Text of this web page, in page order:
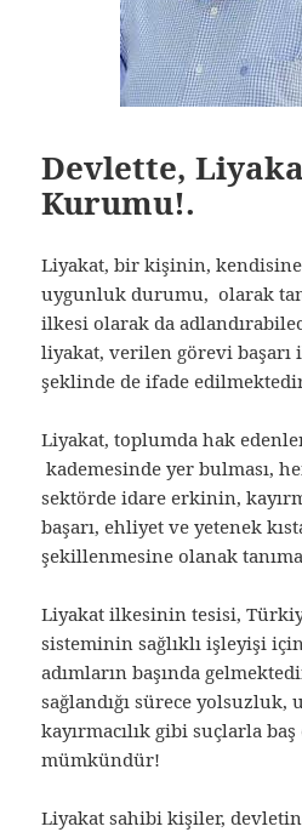
Devlette,
Kurumu!.
Liyakat, bir kişinin,
uygunluk durumu, olarak
ilkesi olarak da
liyakat, verilen görevi başarı
şeklinde de ifade
Liyakat, toplumda hak
kademesinde yer bulması,
sektörde idare erkinin,
başarı, ehliyet ve yetenek
şekillenmesine olanak
Liyakat ilkesinin tesisi,
sisteminin sağlıklı işleyişi
adımların başında
sağlandığı sürece yolsuzluk,
kayırmacılık gibi suçlarla
mümkündür!
Liyakat sahibi kişiler,